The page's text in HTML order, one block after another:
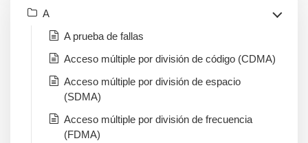
A
A prueba de fallas
Acceso múltiple por división de código (CDMA)
Acceso múltiple por división de espacio
(SDMA)
Acceso múltiple por división de frecuencia
(FDMA)